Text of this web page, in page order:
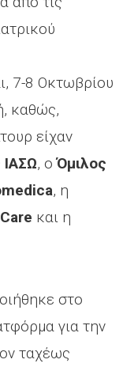
7-8 Οκτωβρίου
καθώς,
είχαν
ΙΑΣΩ, οΌμιλος
, η
και η
στο
για την
ταχέως